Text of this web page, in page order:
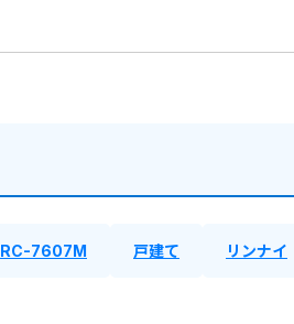
RC-7607M 戸建て リンナイ